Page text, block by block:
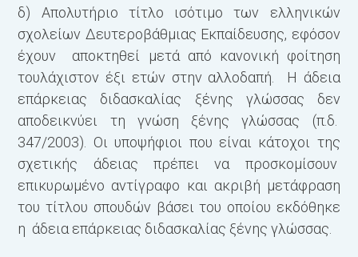
δ) Απολυτήριο τίτλο ισότιμο των ελληνικών
σχολείων Δευτεροβάθμιας Εκπαίδευσης, εφόσον
έχουν αποκτηθεί μετά από κανονική φοίτηση
τουλάχιστον έξι ετών στην αλλοδαπή. Η άδεια
επάρκειας διδασκαλίας ξένης γλώσσας δεν
αποδεικνύει τη γνώση ξένης γλώσσας (π.δ.
347/2003). Οι υποψήφιοι που είναι κάτοχοι της
σχετικής άδειας πρέπει να προσκομίσουν
επικυρωμένο αντίγραφο και ακριβή μετάφραση
του τίτλου σπουδών βάσει του οποίου εκδόθηκε
η άδεια επάρκειας διδασκαλίας ξένης γλώσσας.